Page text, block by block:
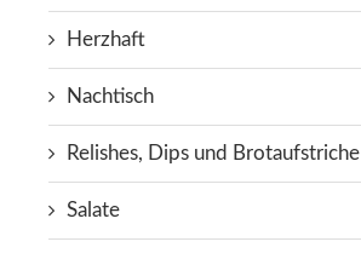
Herzhaft
Nachtisch
Relishes, Dips und Brotaufstriche
Salate